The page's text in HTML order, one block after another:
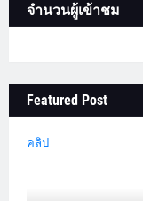
จำนวนผู้เข้าชม
Featured Post
คลิป